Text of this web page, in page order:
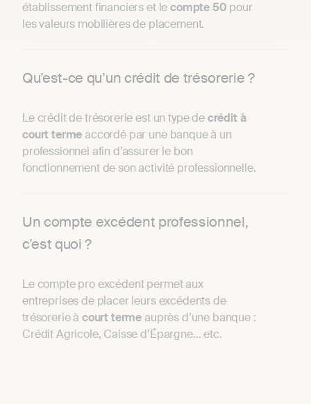
établissement financiers et lecompte 50 pour
les valeurs mobilières de placement.
Qu’est-ce qu’un crédit de trésorerie ?
Le crédit de trésorerie est un type decrédit à
court terme accordé par une banque à un
professionnel afin d’assurer le bon
fonctionnement de son activité professionnelle.
Un compte excédent professionnel,
c'est quoi ?
Le compte pro excédent permet aux
entreprises de placer leurs excédents de
trésorerie à court terme auprès d’une banque :
Crédit Agricole, Caisse d’Épargne… etc.